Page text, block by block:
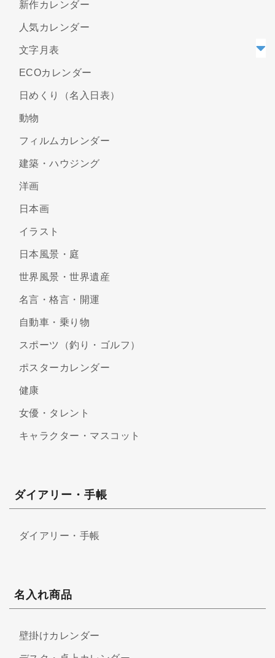
新作カレンダー
人気カレンダー
文字月表
ECOカレンダー
日めくり（名入日表）
動物
フィルムカレンダー
建築・ハウジング
洋画
日本画
イラスト
日本風景・庭
世界風景・世界遺産
名言・格言・開運
自動車・乗り物
スポーツ（釣り・ゴルフ）
ポスターカレンダー
健康
女優・タレント
キャラクター・マスコット
ダイアリー・手帳
ダイアリー・手帳
名入れ商品
壁掛けカレンダー